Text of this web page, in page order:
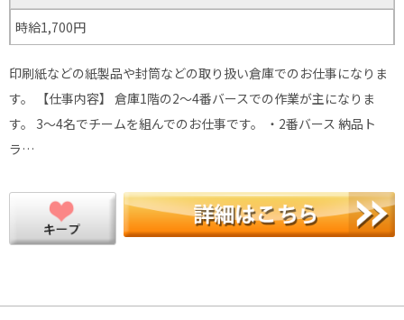
時給1,700円
印刷紙などの紙製品や封筒などの取り扱い倉庫でのお仕事になりま
す。 【仕事内容】 倉庫1階の2～4番バースでの作業が主になりま
す。 3～4名でチームを組んでのお仕事です。 ・2番バース 納品ト
ラ…